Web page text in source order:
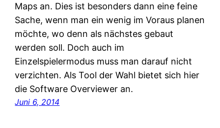
Maps an. Dies ist besonders dann eine feine
Sache, wenn man ein wenig im Voraus planen
möchte, wo denn als nächstes gebaut
werden soll. Doch auch im
Einzelspielermodus muss man darauf nicht
verzichten. Als Tool der Wahl bietet sich hier
die Software Overviewer an.
Juni 6, 2014